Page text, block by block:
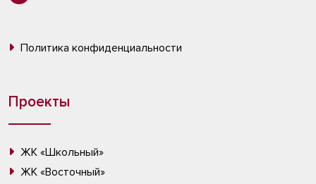
Политика конфиденциальности
Проекты
ЖК «Школьный»
ЖК «Восточный»